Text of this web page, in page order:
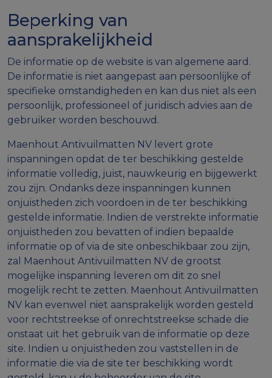
Beperking van
aansprakelijkheid
De informatie op de website is van algemene aard.
De informatie is niet aangepast aan persoonlijke of
specifieke omstandigheden en kan dus niet als een
persoonlijk, professioneel of juridisch advies aan de
gebruiker worden beschouwd.
Maenhout Antivuilmatten NV levert grote
inspanningen opdat de ter beschikking gestelde
informatie volledig, juist, nauwkeurig en bijgewerkt
zou zijn. Ondanks deze inspanningen kunnen
onjuistheden zich voordoen in de ter beschikking
gestelde informatie. Indien de verstrekte informatie
onjuistheden zou bevatten of indien bepaalde
informatie op of via de site onbeschikbaar zou zijn,
zal Maenhout Antivuilmatten NV de grootst
mogelijke inspanning leveren om dit zo snel
mogelijk recht te zetten. Maenhout Antivuilmatten
NV kan evenwel niet aansprakelijk worden gesteld
voor rechtstreekse of onrechtstreekse schade die
onstaat uit het gebruik van de informatie op deze
site. Indien u onjuistheden zou vaststellen in de
informatie die via de site ter beschikking wordt